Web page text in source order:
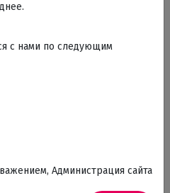
с нами по следующим
Администрация сайта